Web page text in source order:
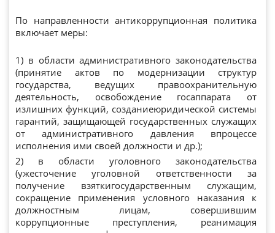
По направленности антикоррупционная политика
включает меры:
1) в области административного законодательства
(принятие актов по модернизации структур
государства, ведущих правоохранительную
деятельность, освобождение госаппарата от
излишних функций, созданиеюридической системы
гарантий, защищающей государственных служащих
от административного давления впроцессе
исполнения ими своей должности и др.);
2) в области уголовного законодательства
(ужесточение уголовной ответственности за
получение взяткигосударственным служащим,
сокращение применения условного наказания к
должностным лицам, совершившим
коррупционные преступления, реанимация